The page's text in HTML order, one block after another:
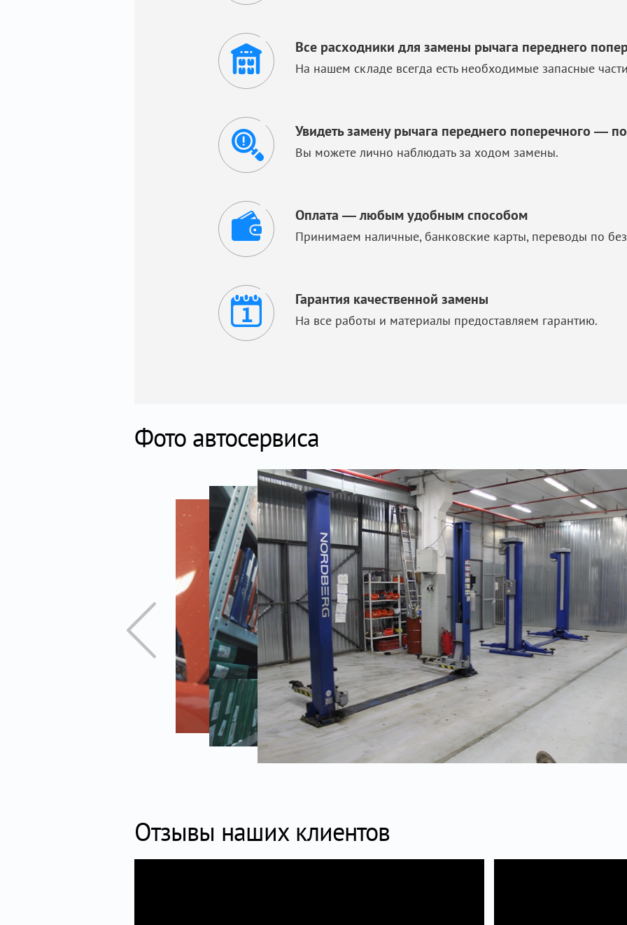
Все расходники для замены рычага переднего
На нашем складе всегда есть необходимые запасные
Увидеть замену рычага переднего поперечного —
Вы можете лично наблюдать за ходом замены.
Оплата — любым удобным способом
Принимаем наличные, банковские карты, переводы по
Гарантия качественной замены
На все работы и материалы предоставляем гарантию.
Фото автосервиса
Отзывы наших клиентов